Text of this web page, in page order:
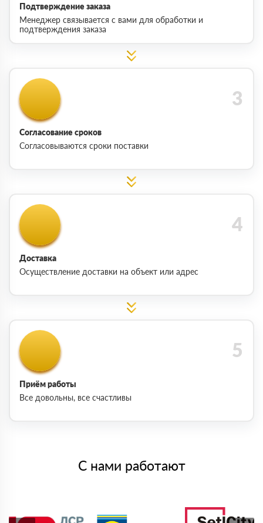
Подтверждение заказа
Менеджер связывается с вами для обработки и
подтверждения заказа
Согласование сроков
Согласовываются сроки поставки
Доставка
Осуществление доставки на объект или адрес
Приём работы
Все довольны, все счастливы
С нами работают